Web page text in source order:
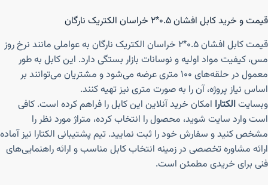
قیمت و خرید کابل افشان ۰.۵*۲ خراسان الکتریک نارگان
قیمت کابل افشان ۰.۵*۲ خراسان الکتریک نارگان به عواملی مانند نرخ روز
مس، کیفیت مواد اولیه و نوسانات بازار بستگی دارد. این کابل به طور
معمول در حلقه‌های ۱۰۰ متری عرضه می‌شود و مشتریان می‌توانند بر
اساس نیاز پروژه، آن را به صورت متری نیز تهیه کنند.
وبسایتالکتارا امکان خرید آنلاین این کابل را فراهم کرده است. کافی
است وارد سایت شوید، محصول را انتخاب کرده، متراژ مورد نظر را
مشخص کنید و سفارش خود را ثبت نمایید. تیم پشتیبانی الکتارا نیز آماده
ارائه مشاوره تخصصی در زمینه انتخاب کابل مناسب و ارائه راهنمایی‌های
فنی برای خریدی مطمئن است.